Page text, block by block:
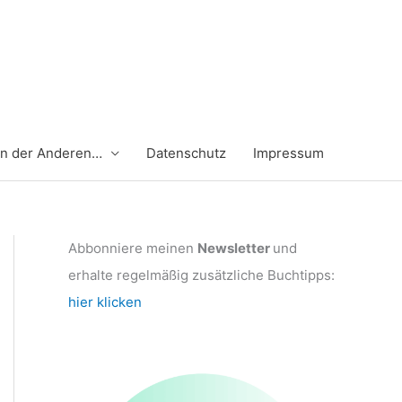
der Anderen… Datenschutz Impressum
Abbonniere meinen Newsletter und
erhalte regelmäßig zusätzliche Buchtipps:
hier klicken